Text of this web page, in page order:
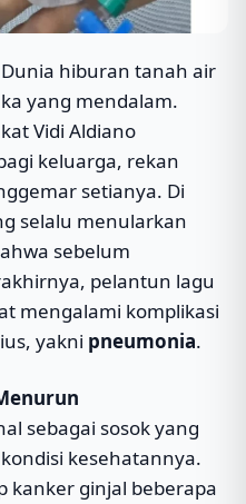
Dunia hiburan tanah air
yang mendalam.
Vidi Aldiano
keluarga, rekan
setianya. Di
selalu menularkan
sebelum
pelantun lagu
mengalami komplikasi
yakni pneumonia.
sebagai sosok yang
kesehatannya.
kanker ginjal beberapa